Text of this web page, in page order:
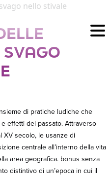
nello stivale
di pratiche ludiche che
effetti del passato. Attraverso
XV secolo, le usanze di
centrale all’interno della vita
area geografica. bonus senza
distintivo di un’epoca in cui il